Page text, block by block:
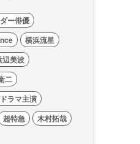
ー俳優
横浜流星
辺美波
二
ラマ主演
超特急
木村拓哉